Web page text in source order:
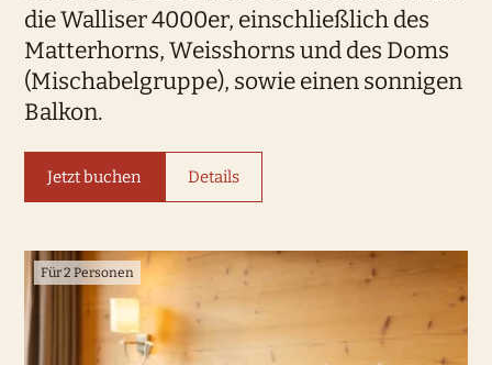
die Walliser 4000er, einschließlich des
Matterhorns, Weisshorns und des Doms
(Mischabelgruppe), sowie einen sonnigen
Balkon.
Jetzt buchen Details
Für 2 Personen